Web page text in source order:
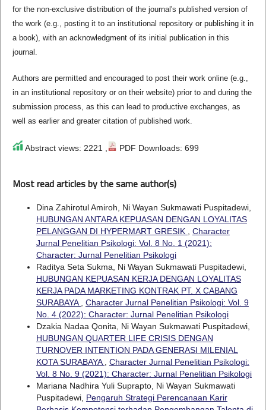
for the non-exclusive distribution of the journal's published version of
the work (e.g., posting it to an institutional repository or publishing it in
a book), with an acknowledgment of its initial publication in this
journal.
Authors are permitted and encouraged to post their work online (e.g.,
in an institutional repository or on their website) prior to and during the
submission process, as this can lead to productive exchanges, as
well as earlier and greater citation of published work.
Abstract views: 2221 , PDF Downloads: 699
Most read articles by the same author(s)
Dina Zahirotul Amiroh, Ni Wayan Sukmawati Puspitadewi,
HUBUNGAN ANTARA KEPUASAN DENGAN LOYALITAS
PELANGGAN DI HYPERMART GRESIK
Character
Jurnal Penelitian Psikologi: Vol. 8 No. 1 (2021):
Character: Jurnal Penelitian Psikologi
Raditya Seta Sukma, Ni Wayan Sukmawati Puspitadewi,
HUBUNGAN KEPUASAN KERJA DENGAN LOYALITAS
KERJA PADA MARKETING KONTRAK PT. X CABANG
SURABAYA
Character Jurnal Penelitian Psikologi: Vol. 9
No. 4 (2022): Character: Jurnal Penelitian Psikologi
Dzakia Nadaa Qonita, Ni Wayan Sukmawati Puspitadewi,
HUBUNGAN QUARTER LIFE CRISIS DENGAN
TURNOVER INTENTION PADA GENERASI MILENIAL
KOTA SURABAYA
Character Jurnal Penelitian Psikologi:
Vol. 8 No. 9 (2021): Character: Jurnal Penelitian Psikologi
Mariana Nadhira Yuli Suprapto, Ni Wayan Sukmawati
Puspitadewi, Pengaruh Strategi Perencanaan Karir